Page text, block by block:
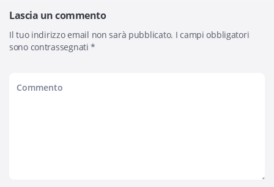
Lascia un commento
Il tuo indirizzo email non sarà pubblicato. I campi obbligatori
sono contrassegnati*